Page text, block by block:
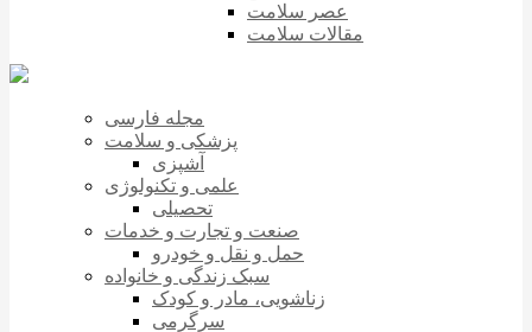
عصر سلامت
مقالات سلامت
مجله فارسی
پزشکی و سلامت
آشپزی
علمی و تکنولوژی
تحصیلی
صنعت و تجارت و خدمات
حمل و نقل و خودرو
سبک زندگی و خانواده
زناشویی، مادر و کودک
سرگرمی